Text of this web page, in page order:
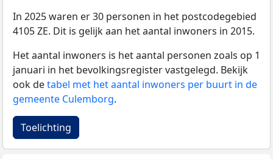
In 2025 waren er 30 personen in het postcodegebied
4105 ZE. Dit is gelijk aan het aantal inwoners in 2015.
Het aantal inwoners is het aantal personen zoals op 1
januari in het bevolkingsregister vastgelegd. Bekijk
ook detabel met het aantal inwoners per buurt in de
gemeente Culemborg.
Toelichting